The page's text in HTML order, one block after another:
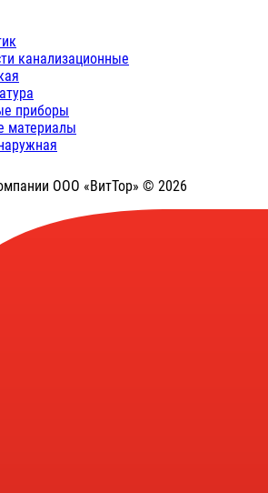
канализационные
приборы
материалы
ООО «ВитТор» © 2026